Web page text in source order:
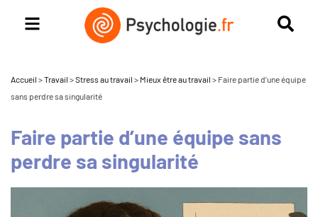
Accueil >Travail >Stress au travail > Mieux être au travail > Faire partie d’une équipe
sans perdre sa singularité
Faire partie d’une équipe sans
perdre sa singularité